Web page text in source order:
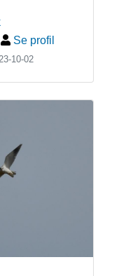
Se profil
10-02